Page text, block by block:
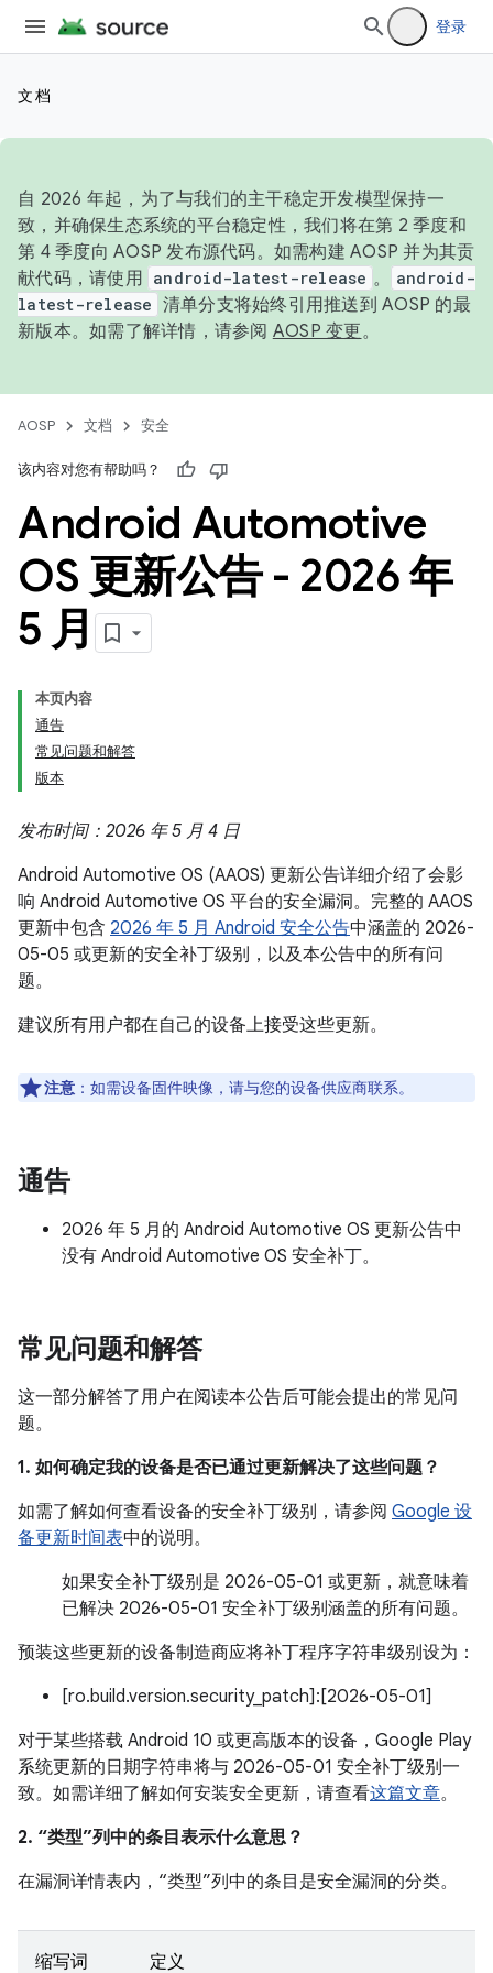
登录
文档
自 2026 年起，为了与我们的主干稳定开发模型保持一
致，并确保生态系统的平台稳定性，我们将在第 2 季度和
第 4 季度向 AOSP 发布源代码。如需构建 AOSP 并为其贡
献代码，请使用 android-latest-release 。
android-
latest-release 清单分支将始终引用推送到 AOSP 的最
新版本。如需了解详情，请参阅 AOSP 变更。
AOSP 文档 安全
该内容对您有帮助吗？
Android Automotive
OS 更新公告 - 2026 年
5 月
本页内容
通告
常见问题和解答
版本
发布时间：2026 年 5 月 4 日
Android Automotive OS (AAOS) 更新公告详细介绍了会影
响 Android Automotive OS 平台的安全漏洞。完整的 AAOS
更新中包含 2026 年 5 月 Android 安全公告中涵盖的 2026-
05-05 或更新的安全补丁级别，以及本公告中的所有问
题。
建议所有用户都在自己的设备上接受这些更新。
注意 ：如需设备固件映像，请与您的设备供应商联系。
通告
2026 年 5 月的 Android Automotive OS 更新公告中
没有 Android Automotive OS 安全补丁。
常见问题和解答
这一部分解答了用户在阅读本公告后可能会提出的常见问
题。
1. 如何确定我的设备是否已通过更新解决了这些问题？
如需了解如何查看设备的安全补丁级别，请参阅 Google 设
备更新时间表中的说明。
如果安全补丁级别是 2026-05-01 或更新，就意味着
已解决 2026-05-01 安全补丁级别涵盖的所有问题。
预装这些更新的设备制造商应将补丁程序字符串级别设为：
[ro.build.version.security_patch]:[2026-05-01]
对于某些搭载 Android 10 或更高版本的设备，Google Play
系统更新的日期字符串将与 2026-05-01 安全补丁级别一
致。如需详细了解如何安装安全更新，请查看这篇文章。
2. “类型”列中的条目表示什么意思？
在漏洞详情表内，“类型”列中的条目是安全漏洞的分类。
缩写词 定义